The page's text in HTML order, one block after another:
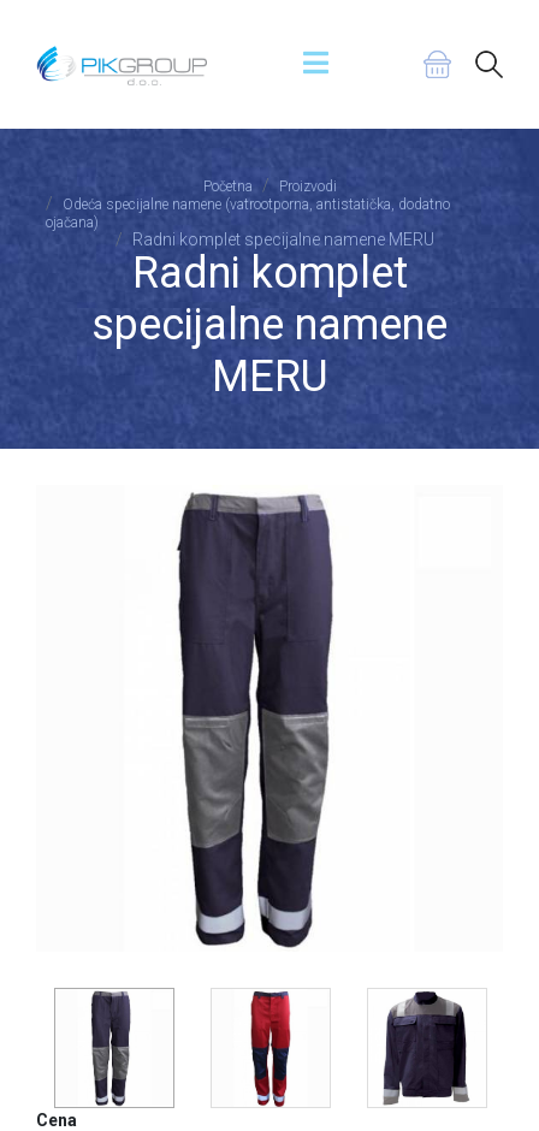
Početna
Proizvodi
Odeća specijalne namene (vatrootporna, antistatička, dodatno
ojačana)
Radni komplet specijalne namene MERU
Radni komplet
specijalne namene
MERU
Cena